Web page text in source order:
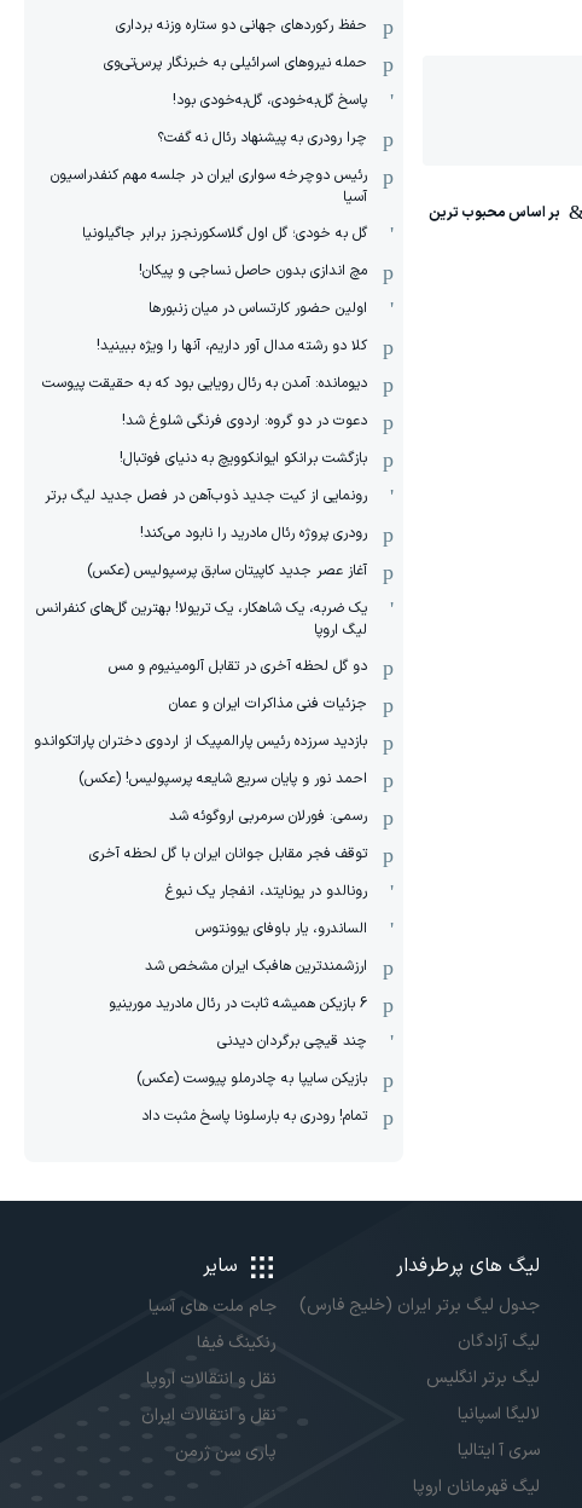
حفظ رکوردهای جهانی دو ستاره وزنه برداری
حمله نیروهای اسرائیلی به خبرنگار پرس‌تی‌وی
پاسخ گل‌به‌خودی، گل‌به‌خودی بود!
چرا رودری به پیشنهاد رئال نه گفت؟
رئیس دوچرخه سواری ایران در جلسه مهم کنفدراسیون
آسیا
گل به خودی؛ گل اول گلاسکورنجرز برابر جاگیلونیا
مچ اندازی بدون حاصل نساجی و پیکان!
اولین حضور کارتساس در میان زنبورها
کلا دو‌ رشته مدال آور داریم، آنها را ویژه ببینید!
دیومانده: آمدن به رئال رویایی بود که به حقیقت پیوست
دعوت در دو گروه: اردوی فرنگی شلوغ شد!
بازگشت برانکو ایوانکوویچ به دنیای فوتبال!
رونمایی از کیت جدید ذوب‌آهن در فصل جدید لیگ برتر
رودری پروژه رئال مادرید را نابود می‌کند!
آغاز عصر جدید کاپیتان سابق پرسپولیس (عکس)
یک ضربه، یک شاهکار، یک تریولا! بهترین گل‌های کنفرانس
لیگ اروپا
دو گل لحظه آخری در تقابل آلومینیوم و مس
جزئیات فنی مذاکرات ایران و عمان
بازدید سرزده رئیس پارالمپیک از اردوی دختران پاراتکواندو
احمد نور و پایان سریع شایعه پرسپولیس! (عکس)
رسمی: فورلان سرمربی اروگوئه شد
توقف فجر مقابل جوانان ایران با گل لحظه آخری
رونالدو در یونایتد، انفجار یک نبوغ
الساندرو، یار باوفای یوونتوس
ارزشمندترین هافبک ایران مشخص شد
6 بازیکن همیشه ثابت در رئال مادرید مورینیو
چند قیچی برگردان دیدنی
بازیکن سایپا به چادرملو پیوست (عکس)
تمام! رودری به بارسلونا پاسخ مثبت داد
لیگ های پرطرفدار
جدول لیگ برتر ایران (خلیج فارس)
لیگ آزادگان
لیگ برتر انگلیس
لالیگا اسپانیا
سری آ ایتالیا
لیگ قهرمانان اروپا
سایر
جام ملت های آسیا
رنکینگ فیفا
نقل و انتقالات اروپا
نقل و انتقالات ایران
پاری سن ژرمن